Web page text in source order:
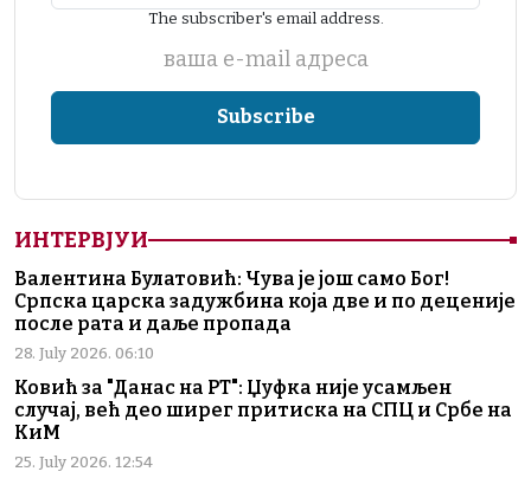
The subscriber's email address.
ваша е-mail адреса
ИНТЕРВЈУИ
Валентина Булатовић: Чува је још само Бог!
Српска царска задужбина која две и по деценије
после рата и даље пропада
28. July 2026. 06:10
Ковић за "Данас на РТ": Џуфка није усамљен
случај, већ део ширег притиска на СПЦ и Србе на
КиМ
25. July 2026. 12:54